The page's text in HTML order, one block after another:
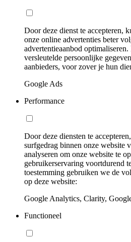
Door deze dienst te accepteren,
onze online advertenties beter
advertentieaanbod
versleutelde persoonlijke
aanbieders, voor zover je hun
Google Ads
Performance
Door deze diensten te
surfgedrag binnen onze website
analyseren om onze website te
gebruikerservaring voortdurend
toestemming gebruiken we de
op deze website:
Google Analytics, Clarity,
Functioneel